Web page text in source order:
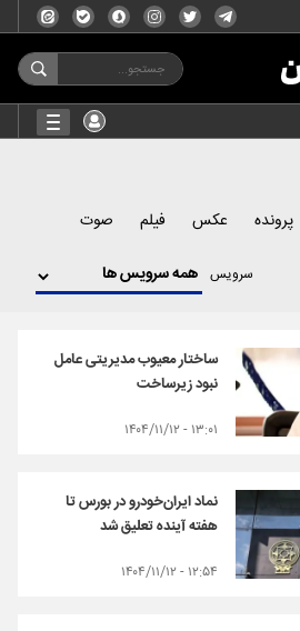
پرونده عکس فیلم صوت
سرویس
ساختار معیوب مدیریتی عامل
نبود زیرساخت
۱۳:۰۱ - ۱۴۰۴/۱۱/۱۲
نماد ایران‌خودرو در بورس تا
هفته آینده تعلیق شد
۱۲:۵۴ - ۱۴۰۴/۱۱/۱۲